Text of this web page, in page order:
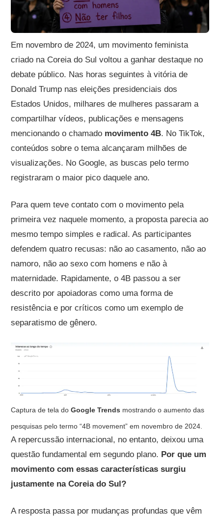
Em novembro de 2024, um movimento feminista
criado na Coreia do Sul voltou a ganhar destaque no
debate público. Nas horas seguintes à vitória de
Donald Trump nas eleições presidenciais dos
Estados Unidos, milhares de mulheres passaram a
compartilhar vídeos, publicações e mensagens
mencionando o chamado movimento 4B. No TikTok,
conteúdos sobre o tema alcançaram milhões de
visualizações. No Google, as buscas pelo termo
registraram o maior pico daquele ano.
Para quem teve contato com o movimento pela
primeira vez naquele momento, a proposta parecia ao
mesmo tempo simples e radical. As participantes
defendem quatro recusas: não ao casamento, não ao
namoro, não ao sexo com homens e não à
maternidade. Rapidamente, o 4B passou a ser
descrito por apoiadoras como uma forma de
resistência e por críticos como um exemplo de
separatismo de gênero.
Captura de tela doGoogle Trends mostrando o aumento das
pesquisas pelo termo “4B movement” em novembro de 2024.
A repercussão internacional, no entanto, deixou uma
questão fundamental em segundo plano. Por que um
movimento com essas características surgiu
justamente na Coreia do Sul?
A resposta passa por mudanças profundas que vêm